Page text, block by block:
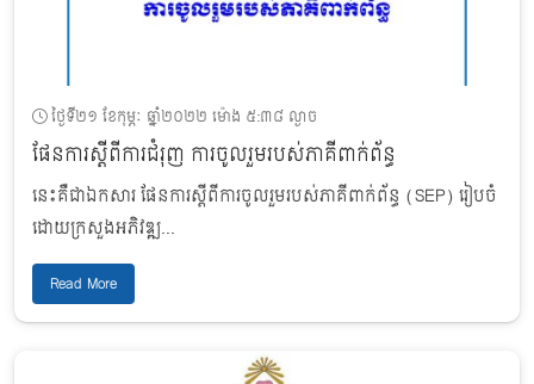
ថ្ងៃទី២១ ខែកុម្ភៈ ឆ្នាំ២០២២ ម៉ោង ៥:៣៨ ល្ងាច
ផែនការស្តីពីការជំរុញ ការចូលរួមរបស់ភាគីពាក់ព័ន្ធ
នេះគឺជាឯកសារ ផែនការស្តីពីការចូលរួមរបស់ភាគីពាក់ព័ន្ធ (SEP) រៀបចំ
ដោយក្រសួងអភិវឌ្ឍ...
Read More